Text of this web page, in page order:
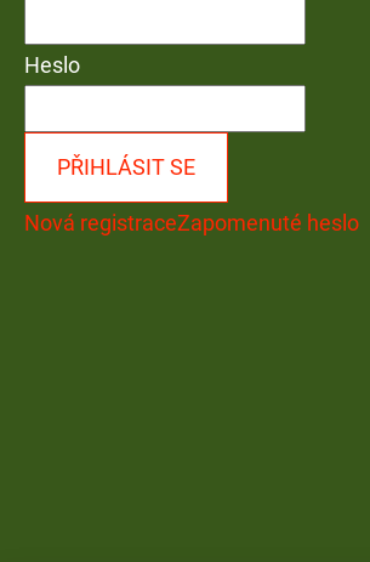
Heslo
PŘIHLÁSIT SE
Nová registraceZapomenuté heslo